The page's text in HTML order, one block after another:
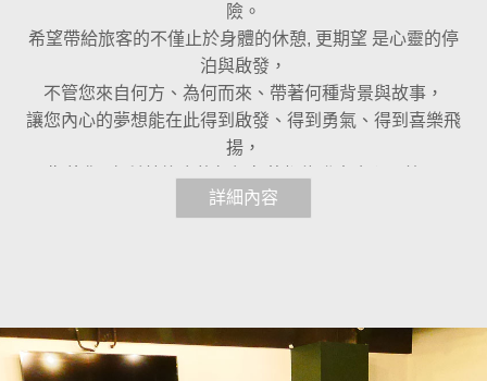
險。
希望帶給旅客的不僅止於身體的休憩, 更期望 是心靈的停
泊與啟發，
不管您來自何方、為何而來、帶著何種背景與故事，
讓您內心的夢想能在此得到啟發、得到勇氣、得到喜樂飛
揚，
期待您, 在秝芯旅店的每個角落都能發出會心一笑。
詳細內容